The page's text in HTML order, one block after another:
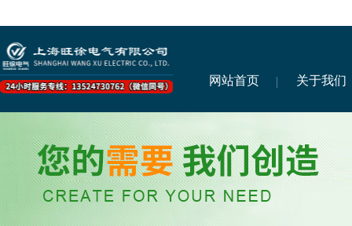
网站首页 关于我们